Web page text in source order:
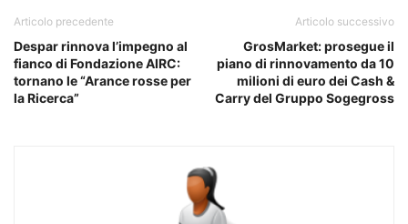
Articolo precedente
Despar rinnova l’impegno al
fianco di Fondazione AIRC:
tornano le “Arance rosse per
la Ricerca”
Articolo successivo
GrosMarket: prosegue il
piano di rinnovamento da 10
milioni di euro dei Cash &
Carry del Gruppo Sogegross